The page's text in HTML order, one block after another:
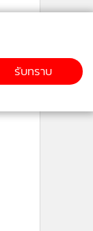
รับทราบ